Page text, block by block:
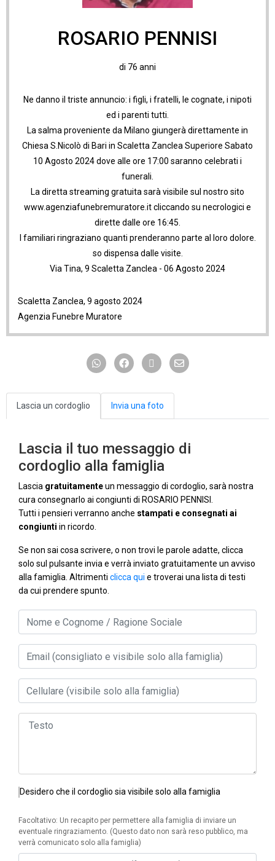
ROSARIO PENNISI
di 76 anni
Ne danno il triste annuncio: i figli, i fratelli, le cognate, i nipoti
ed i parenti tutti.
La salma proveniente da Milano giungerà direttamente in
Chiesa S.Nicolò di Bari in Scaletta Zanclea Superiore Sabato
10 Agosto 2024 dove alle ore 17:00 saranno celebrati i
funerali.
La diretta streaming gratuita sarà visibile sul nostro sito
www.agenziafunebremuratore.it cliccando su necrologici e
dirette dalle ore 16:45.
I familiari ringraziano quanti prenderanno parte al loro dolore.
so dispensa dalle visite.
Via Tina, 9 Scaletta Zanclea - 06 Agosto 2024
Scaletta Zanclea, 9 agosto 2024
Agenzia Funebre Muratore
Lascia un cordoglio Invia una foto
Lascia il tuo messaggio di
cordoglio alla famiglia
Lascia gratuitamenteun messaggio di cordoglio, sarà nostra
cura consegnarlo ai congiunti di ROSARIO PENNISI.
Tutti i pensieri verranno anche stampati e consegnati ai
congiunti in ricordo.
Se non sai cosa scrivere, o non trovi le parole adatte, clicca
solo sul pulsante invia e verrà inviato gratuitamente un avviso
alla famiglia. Altrimenti clicca qui e troverai una lista di testi
da cui prendere spunto.
Desidero che il cordoglio sia visibile solo alla famiglia
Facoltativo: Un recapito per permettere alla famiglia di inviare un
eventuale ringraziamento. (Questo dato non sarà reso pubblico, ma
verrà comunicato solo alla famiglia)